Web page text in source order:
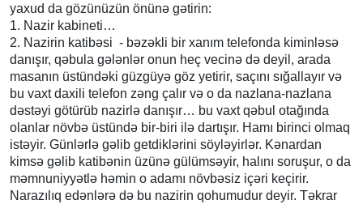
yaxud da gözünüzün önünə gətirin:
1. Nazir kabineti…
2. Nazirin katibəsi - bəzəkli bir xanım telefonda kiminləsə
danışır, qəbula gələnlər onun heç vecinə də deyil, arada
masanın üstündəki güzgüyə göz yetirir, saçını sığallayır və
bu vaxt daxili telefon zəng çalır və o da nazlana-nazlana
dəstəyi götürüb nazirlə danışır… bu vaxt qəbul otağında
olanlar növbə üstündə bir-biri ilə dartışır. Hamı birinci olmaq
istəyir. Günlərlə gəlib getdiklərini söyləyirlər. Kənardan
kimsə gəlib katibənin üzünə gülümsəyir, halını soruşur, o da
məmnuniyyətlə həmin o adamı növbəsiz içəri keçirir.
Narazılıq edənlərə də bu nazirin qohumudur deyir. Təkrar